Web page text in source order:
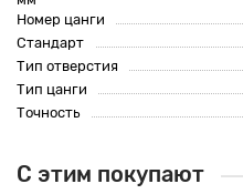
Номер цанги
Стандарт
Тип отверстия
Тип цанги
Точность
С этим покупают